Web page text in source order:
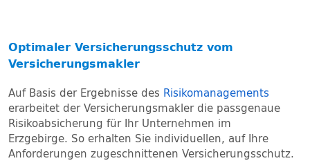
Optimaler Versicherungsschutz vom
Versicherungsmakler
Auf Basis der Ergebnisse des Risikomanagements
erarbeitet der Versicherungsmakler die passgenaue
Risikoabsicherung für Ihr Unternehmen im
Erzgebirge. So erhalten Sie individuellen, auf Ihre
Anforderungen zugeschnittenen Versicherungsschutz.